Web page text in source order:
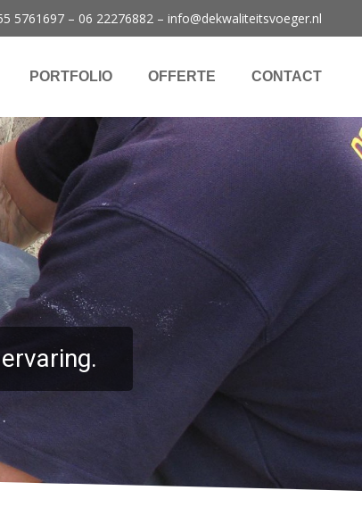
5761697 – 06 22276882 – info@dekwaliteitsvoeger.nl
PORTFOLIO OFFERTE CONTACT